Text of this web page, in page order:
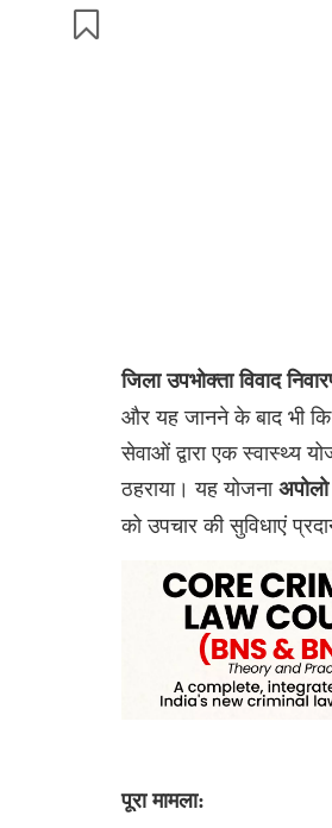
जिला उपभोक्ता विवाद
और यह जानने के बाद भी कि
सेवाओं द्वारा एक स्वास्थ्य
ठहराया। यह योजना
को उपचार की सुविधाएं
पूरा मामला: